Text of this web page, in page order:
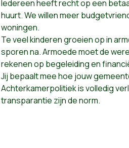
Iedereen heeft recht op een
huurt.We willen meer
woningen.
Te veel kinderen groeien op in
sporen na. Armoede moet de
rekenen op begeleiding en
Jij bepaalt mee hoe jouw
Achterkamerpolitiek is volledig
transparantie zijn de norm.